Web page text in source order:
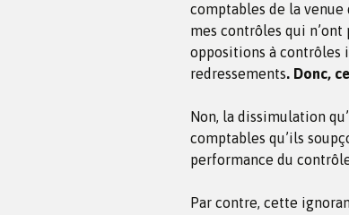
comptables de la venue
mes contrôles qui
oppositions à contrôles
redressements. Donc,
Non, la dissimulation
comptables qu’ils
performance du
Par contre, cette